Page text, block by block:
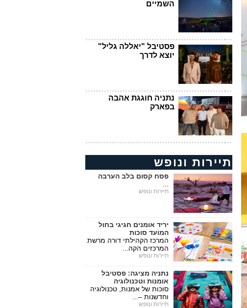
השמיים
פסטיבל "יאללה גליל"
יוצא לדרך
נתניה חוגגת אהבה
בפארק
תיירות ונופש
פסח קסום בלב הערבה
תיירות ונופש
יריד אומנים חגיגי בחול
המועד סוכות
המרכז הקהילתי דורה מרשת
המרכזים הקה...
תיירות ונופש
נתניה מציגה: פסטיבל
אומנות וטכנולוגיה
סוכות של אמנות, טכנולוגיה
וחדשנות –...
תיירות ונופש